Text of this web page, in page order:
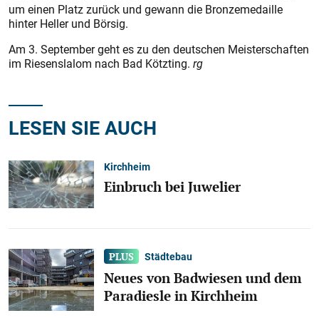
um einen Platz zurück und gewann die Bronzemedaille
hinter Heller und Börsig.
Am 3. September geht es zu den deutschen Meisterschaften
im Riesenslalom nach Bad Kötzting. rg
LESEN SIE AUCH
Kirchheim
Einbruch bei Juwelier
Städtebau
Neues von Badwiesen und dem
Paradiesle in Kirchheim